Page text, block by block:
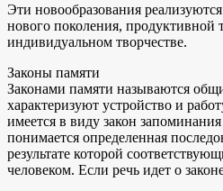
Эти новообразования
нового поколения, продуктивной
индивидуальном творчестве.
Законы памяти
Законами памяти называются
характеризуют устройство и
имеется в виду закон
понимается определенная
результате которой
человеком. Если речь идет о